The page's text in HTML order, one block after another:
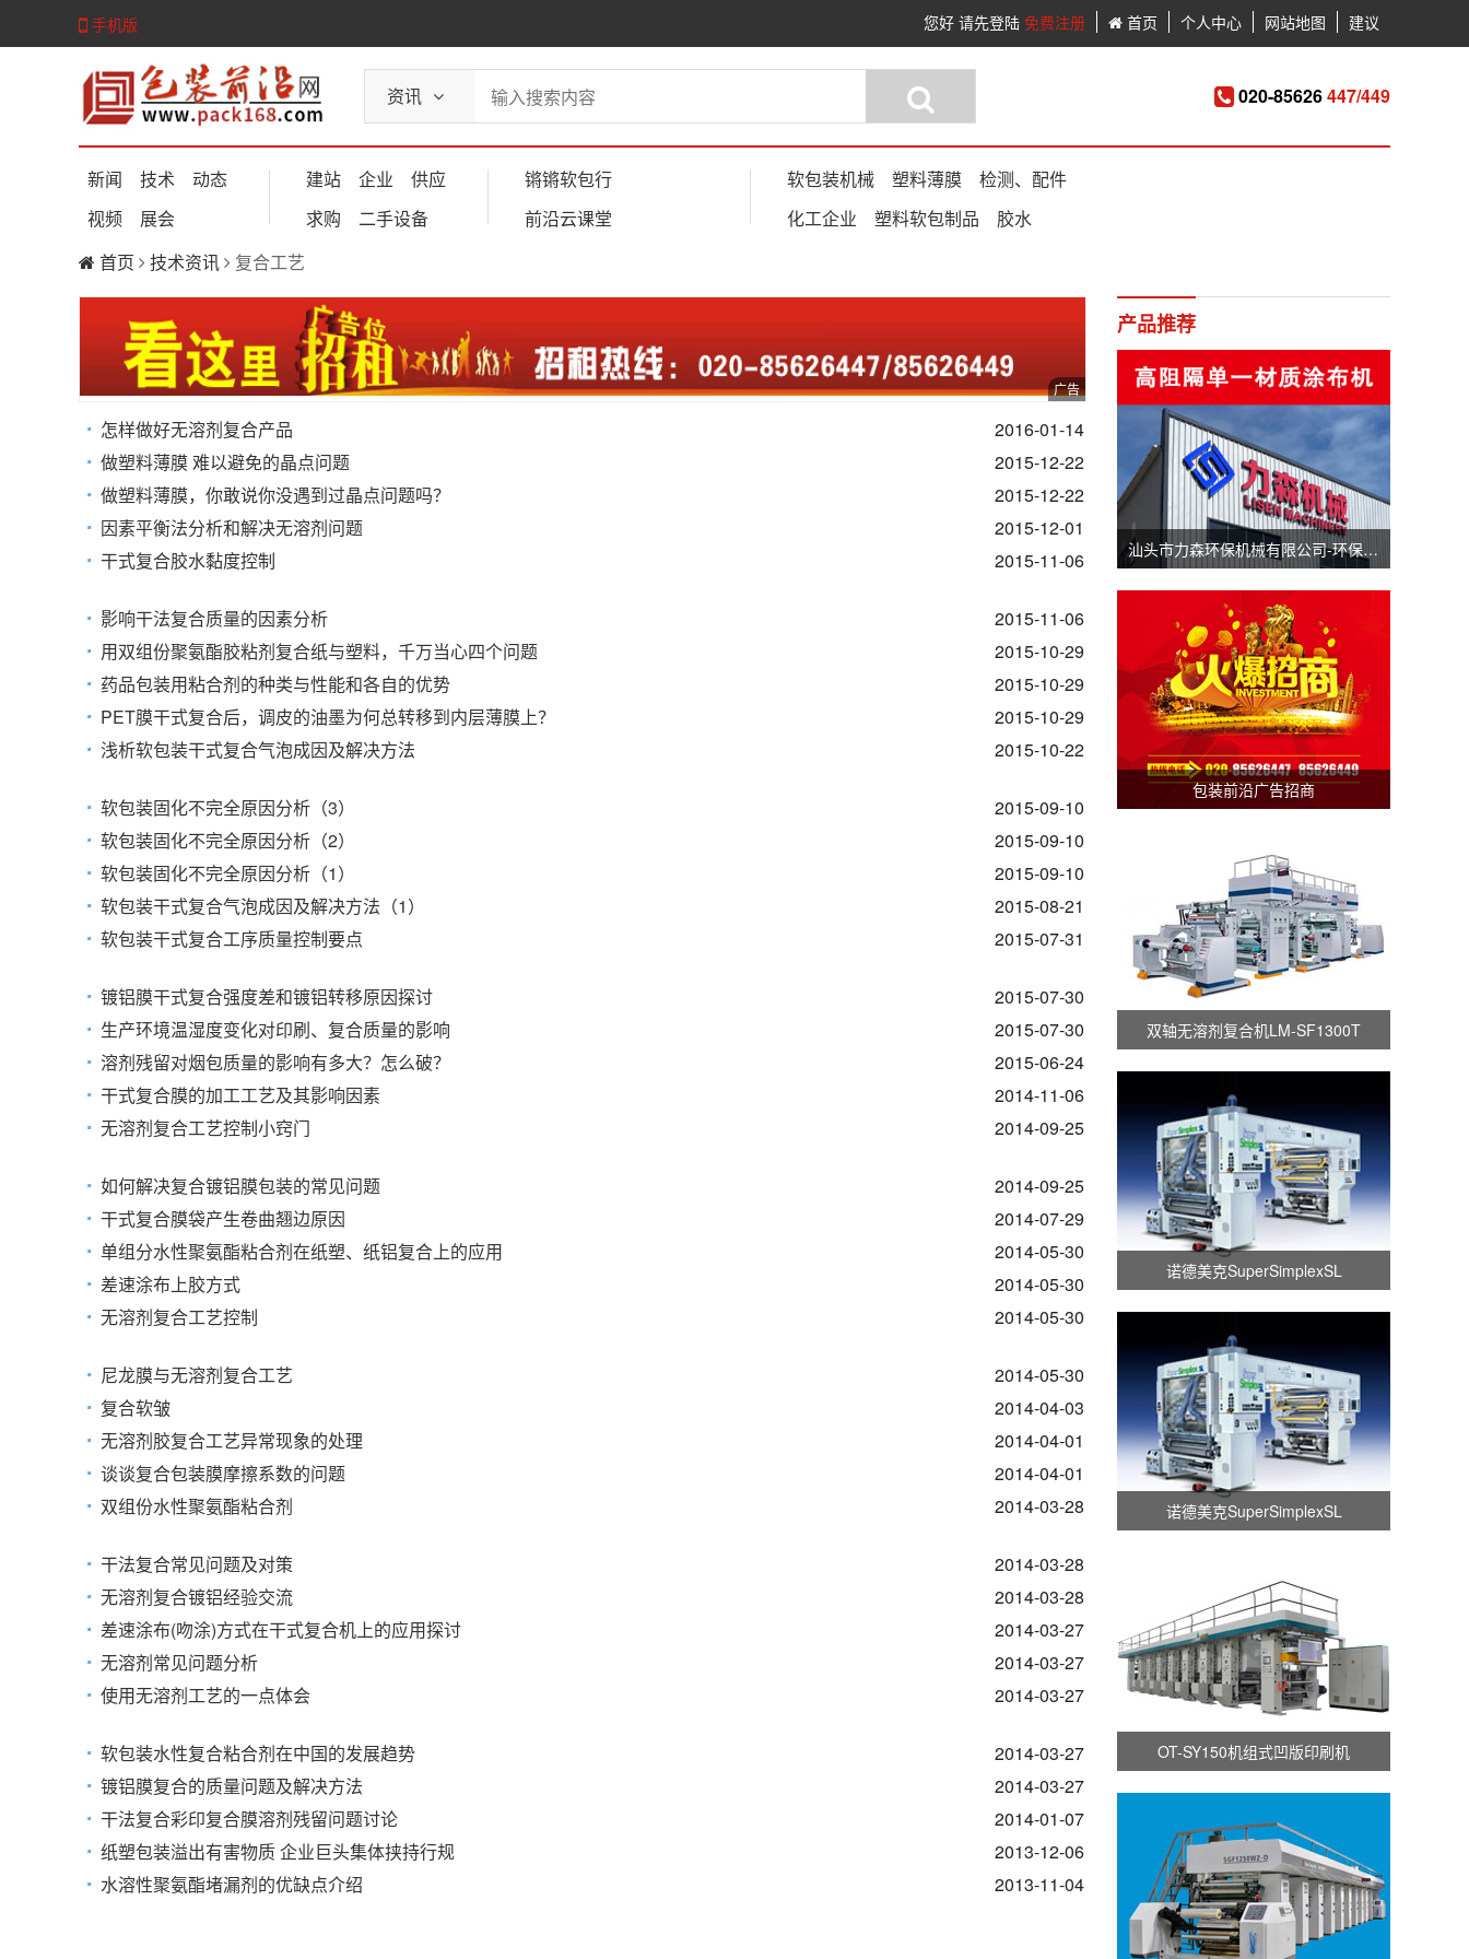
手机版 您好 请先登陆 免费注册 首页 个人中心 网站地图 建议
资讯 020-85626447/449
新闻 技术
动态
视频
展会
建站 企业
供应
求购
二手设备
锵锵软包行
前沿云课堂
软包装机械 塑料薄膜
检测、配件
化工企业
塑料软包制品
胶水
首页
技术资讯 复合工艺
怎样做好无溶剂复合产品
2016-01-14
做塑料薄膜 难以避免的晶点问题
2015-12-22
做塑料薄膜，你敢说你没遇到过晶点问题吗？
2015-12-22
因素平衡法分析和解决无溶剂问题
2015-12-01
干式复合胶水黏度控制
2015-11-06
影响干法复合质量的因素分析
2015-11-06
用双组份聚氨酯胶粘剂复合纸与塑料，千万当心四个问题
2015-10-29
药品包装用粘合剂的种类与性能和各自的优势
2015-10-29
PET膜干式复合后，调皮的油墨为何总转移到内层薄膜上？
2015-10-29
浅析软包装干式复合气泡成因及解决方法
2015-10-22
软包装固化不完全原因分析（3）
2015-09-10
软包装固化不完全原因分析（2）
2015-09-10
软包装固化不完全原因分析（1）
2015-09-10
软包装干式复合气泡成因及解决方法（1）
2015-08-21
软包装干式复合工序质量控制要点
2015-07-31
镀铝膜干式复合强度差和镀铝转移原因探讨
2015-07-30
生产环境温湿度变化对印刷、复合质量的影响
2015-07-30
溶剂残留对烟包质量的影响有多大？怎么破？
2015-06-24
干式复合膜的加工工艺及其影响因素
2014-11-06
无溶剂复合工艺控制小窍门
2014-09-25
如何解决复合镀铝膜包装的常见问题
2014-09-25
干式复合膜袋产生卷曲翘边原因
2014-07-29
单组分水性聚氨酯粘合剂在纸塑、纸铝复合上的应用
2014-05-30
差速涂布上胶方式
2014-05-30
无溶剂复合工艺控制
2014-05-30
尼龙膜与无溶剂复合工艺
2014-05-30
复合软皱
2014-04-03
无溶剂胶复合工艺异常现象的处理
2014-04-01
谈谈复合包装膜摩擦系数的问题
2014-04-01
双组份水性聚氨酯粘合剂
2014-03-28
干法复合常见问题及对策
2014-03-28
无溶剂复合镀铝经验交流
2014-03-28
差速涂布(吻涂)方式在干式复合机上的应用探讨
2014-03-27
无溶剂常见问题分析
2014-03-27
使用无溶剂工艺的一点体会
2014-03-27
软包装水性复合粘合剂在中国的发展趋势
2014-03-27
镀铝膜复合的质量问题及解决方法
2014-03-27
干法复合彩印复合膜溶剂残留问题讨论
2014-01-07
纸塑包装溢出有害物质 企业巨头集体挟持行规
2013-12-06
水溶性聚氨酯堵漏剂的优缺点介绍
2013-11-04
产品推荐
汕头市力森环保机械有限公司-环保分切机-汕头涂布机
包装前沿广告招商
双轴无溶剂复合机LM-SF1300T
诺德美克SuperSimplexSL
诺德美克SuperSimplexSL
OT-SY150机组式凹版印刷机